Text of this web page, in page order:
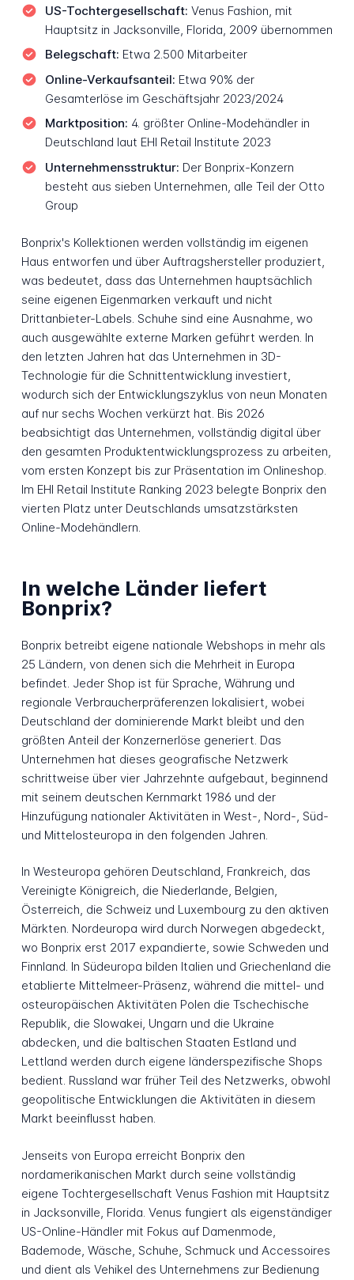
US-Tochtergesellschaft: Venus Fashion, mit
Hauptsitz in Jacksonville, Florida, 2009 übernommen
Belegschaft: Etwa 2.500 Mitarbeiter
Online-Verkaufsanteil: Etwa 90% der
Gesamterlöse im Geschäftsjahr 2023/2024
Marktposition: 4. größter Online-Modehändler in
Deutschland laut EHI Retail Institute 2023
Unternehmensstruktur: Der Bonprix-Konzern
besteht aus sieben Unternehmen, alle Teil der Otto
Group
Bonprix's Kollektionen werden vollständig im eigenen
Haus entworfen und über Auftragshersteller produziert,
was bedeutet, dass das Unternehmen hauptsächlich
seine eigenen Eigenmarken verkauft und nicht
Drittanbieter-Labels. Schuhe sind eine Ausnahme, wo
auch ausgewählte externe Marken geführt werden. In
den letzten Jahren hat das Unternehmen in 3D-
Technologie für die Schnittentwicklung investiert,
wodurch sich der Entwicklungszyklus von neun Monaten
auf nur sechs Wochen verkürzt hat. Bis 2026
beabsichtigt das Unternehmen, vollständig digital über
den gesamten Produktentwicklungsprozess zu arbeiten,
vom ersten Konzept bis zur Präsentation im Onlineshop.
Im EHI Retail Institute Ranking 2023 belegte Bonprix den
vierten Platz unter Deutschlands umsatzstärksten
Online-Modehändlern.
In welche Länder liefert
Bonprix?
Bonprix betreibt eigene nationale Webshops in mehr als
25 Ländern, von denen sich die Mehrheit in Europa
befindet. Jeder Shop ist für Sprache, Währung und
regionale Verbraucherpräferenzen lokalisiert, wobei
Deutschland der dominierende Markt bleibt und den
größten Anteil der Konzernerlöse generiert. Das
Unternehmen hat dieses geografische Netzwerk
schrittweise über vier Jahrzehnte aufgebaut, beginnend
mit seinem deutschen Kernmarkt 1986 und der
Hinzufügung nationaler Aktivitäten in West-, Nord-, Süd-
und Mittelosteuropa in den folgenden Jahren.
In Westeuropa gehören Deutschland, Frankreich, das
Vereinigte Königreich, die Niederlande, Belgien,
Österreich, die Schweiz und Luxembourg zu den aktiven
Märkten. Nordeuropa wird durch Norwegen abgedeckt,
wo Bonprix erst 2017 expandierte, sowie Schweden und
Finnland. In Südeuropa bilden Italien und Griechenland die
etablierte Mittelmeer-Präsenz, während die mittel- und
osteuropäischen Aktivitäten Polen die Tschechische
Republik, die Slowakei, Ungarn und die Ukraine
abdecken, und die baltischen Staaten Estland und
Lettland werden durch eigene länderspezifische Shops
bedient. Russland war früher Teil des Netzwerks, obwohl
geopolitische Entwicklungen die Aktivitäten in diesem
Markt beeinflusst haben.
Jenseits von Europa erreicht Bonprix den
nordamerikanischen Markt durch seine vollständig
eigene Tochtergesellschaft Venus Fashion mit Hauptsitz
in Jacksonville, Florida. Venus fungiert als eigenständiger
US-Online-Händler mit Fokus auf Damenmode,
Bademode, Wäsche, Schuhe, Schmuck und Accessoires
und dient als Vehikel des Unternehmens zur Bedienung